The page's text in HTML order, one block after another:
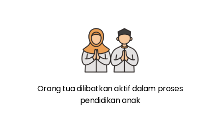
Orang tua dilibatkan aktif dalam proses
pendidikan anak